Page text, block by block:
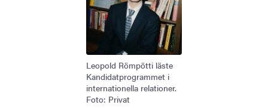
Leopold Römpötti läste
Kandidatprogrammet i
internationella relationer.
Foto: Privat